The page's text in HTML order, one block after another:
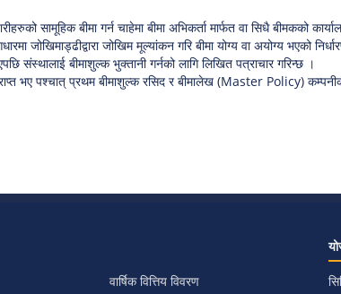
सामूहिक बीमा गर्न चाहेमा बीमा अभिकर्ता मार्फत वा सिधै बीमकको
जोखिमाड्ढीद्वारा जोखिम मूल्यांकन गरि बीमा योग्य वा अयोग्य भएको
संस्थालाई बीमाशुल्क भुक्तानी गर्नको लागि लिखित पत्राचार गरिन्छ ।
भए पश्चात् प्रथम बीमाशुल्क रसिद र बीमालेख (Master Policy)
वार्षिक वित्तिय विवरण​